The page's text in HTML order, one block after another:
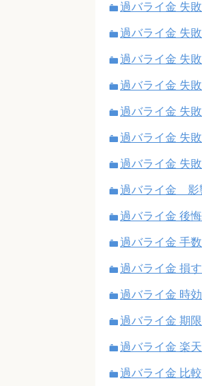
過バライ金 失
過バライ金 失
過バライ金 失
過バライ金 失
過バライ金 失
過バライ金 失
過バライ金 失
過バライ金 影
過バライ金 後
過バライ金 手
過バライ金 損
過バライ金 時
過バライ金 期限
過バライ金 楽
過バライ金 比